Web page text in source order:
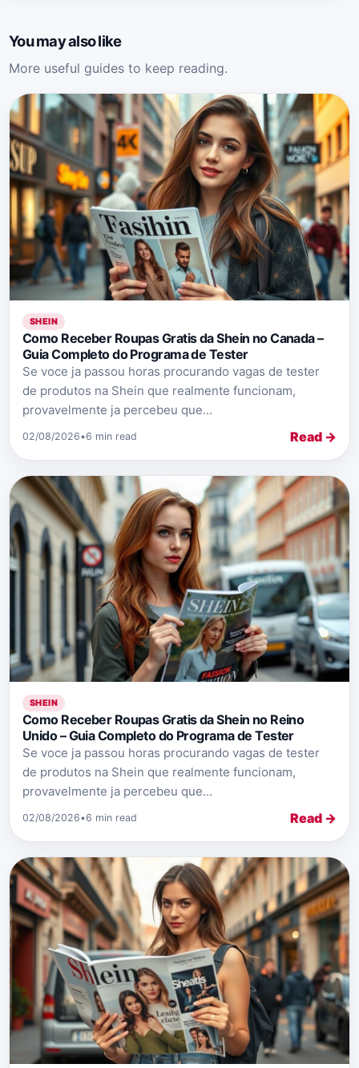
You may also like
More useful guides to keep reading.
SHEIN
Como Receber Roupas Gratis da Shein no Canada –
Guia Completo do Programa de Tester
Se voce ja passou horas procurando vagas de tester
de produtos na Shein que realmente funcionam,
provavelmente ja percebeu que...
02/08/2026•6 min read Read →
SHEIN
Como Receber Roupas Gratis da Shein no Reino
Unido – Guia Completo do Programa de Tester
Se voce ja passou horas procurando vagas de tester
de produtos na Shein que realmente funcionam,
provavelmente ja percebeu que...
02/08/2026•6 min read Read →